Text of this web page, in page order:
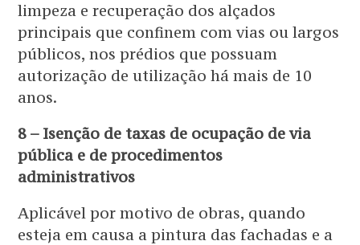
limpeza e recuperação dos alçados
principais que confinem com vias ou largos
públicos, nos prédios que possuam
autorização de utilização há mais de 10
anos.
8 – Isenção de taxas de ocupação de via
pública e de procedimentos
administrativos
Aplicável por motivo de obras, quando
esteja em causa a pintura das fachadas e a